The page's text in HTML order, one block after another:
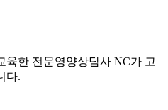
육한 전문영양상담사 NC가 고
다.